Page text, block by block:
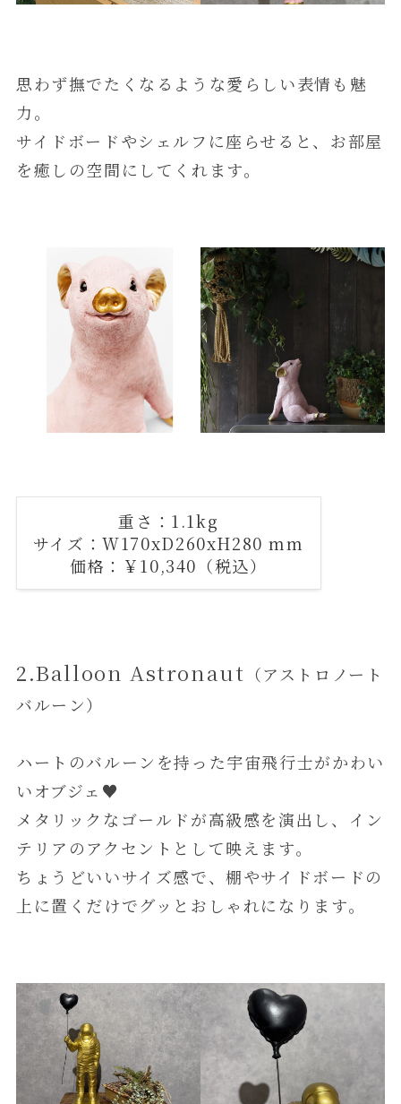
思わず撫でたくなるような愛らしい表情も魅
力。
サイドボードやシェルフに座らせると、お部屋
を癒しの空間にしてくれます。
重さ：1.1kg
サイズ：W170xD260xH280 mm
価格：￥10,340（税込）
2.Balloon Astronaut （アストロノート
バルーン）
ハートのバルーンを持った宇宙飛行士がかわい
いオブジェ♥
メタリックなゴールドが高級感を演出し、イン
テリアのアクセントとして映えます。
ちょうどいいサイズ感で、棚やサイドボードの
上に置くだけでグッとおしゃれになります。